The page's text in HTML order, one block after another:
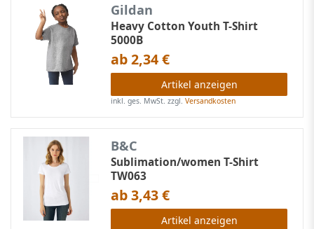
Gildan
Heavy Cotton Youth T-Shirt
5000B
ab 2,34 €
Artikel anzeigen
inkl. ges. MwSt. zzgl.Versandkosten
B&C
Sublimation/women T-Shirt
TW063
ab 3,43 €
Artikel anzeigen